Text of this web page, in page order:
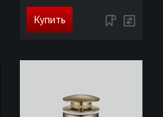
Купить